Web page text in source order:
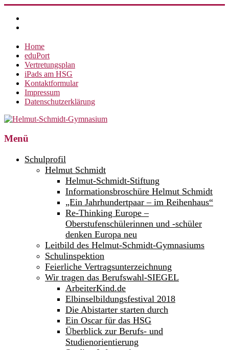
Inhalt
springen
Home
eduPort
Vertretungsplan
iPads am HSG
Kontaktformular
Impressum
Datenschutzerklärung
Helmut-
Gymnasium
Menü
Schulprofil
Helmut Schmidt
Helmut-Schmidt-Stiftung
Informationsbroschüre Helmut Schmidt
„Ein Jahrhundertpaar – im Reihenhaus“
Re-Thinking Europe –
Oberstufenschülerinnen und -schüler
denken Europa neu
Leitbild des Helmut-Schmidt-Gymnasiums
Schulinspektion
Feierliche Vertragsunterzeichnung
Wir tragen das Berufswahl-SIEGEL
ArbeiterKind.de
Elbinselbildungsfestival 2018
Die Abistarter starten durch
Ein Oscar für das HSG
Überblick zur Berufs- und
Studienorientierung